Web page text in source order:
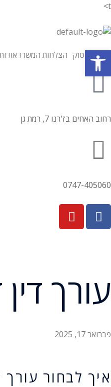
t>
תחומי עיסוק הצלחות המשרד
רחוב האחים בז'רנו 7, רמת גן
0747-405060
עורך דין
פברואר 17, 2025
איך לבחור עורך
פתח סרגל